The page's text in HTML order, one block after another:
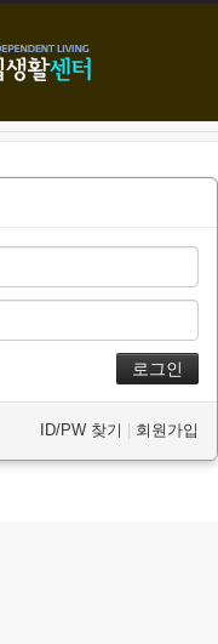
ID/PW 찾기 회원가입